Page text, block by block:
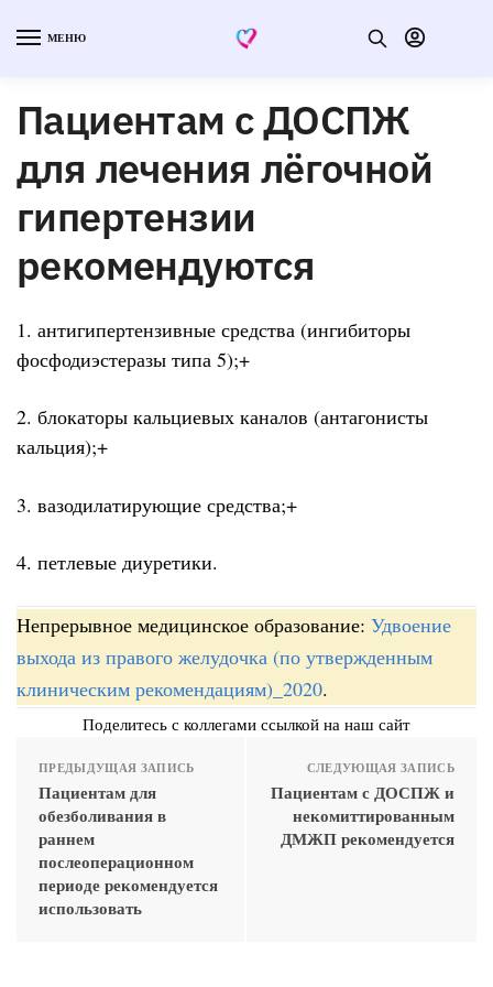
МЕНЮ
Пациентам с ДОСПЖ
для лечения лёгочной
гипертензии
рекомендуются
1. антигипертензивные средства (ингибиторы
фосфодиэстеразы типа 5);+
2. блокаторы кальциевых каналов (антагонисты
кальция);+
3. вазодилатирующие средства;+
4. петлевые диуретики.
Непрерывное медицинское образование: Удвоение
выхода из правого желудочка (по утвержденным
клиническим рекомендациям)_2020.
Поделитесь с коллегами ссылкой на наш сайт
ПРЕДЫДУЩАЯ ЗАПИСЬ
Пациентам для
обезболивания в
раннем
послеоперационном
периоде рекомендуется
использовать
СЛЕДУЮЩАЯ ЗАПИСЬ
Пациентам с ДОСПЖ и
некомиттированным
ДМЖП рекомендуется